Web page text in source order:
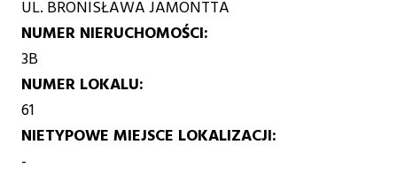
UL. BRONISŁAWA JAMONTTA
NUMER NIERUCHOMOŚCI
3B
NUMER LOKALU
61
NIETYPOWE MIEJSCE LOKALIZACJI
-